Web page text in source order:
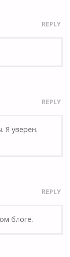
REPLY
REPLY
Я уверен.
REPLY
блоге.